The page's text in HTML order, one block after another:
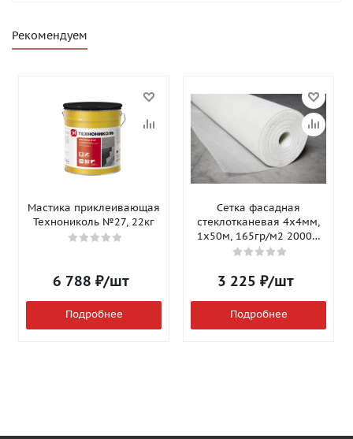
Рекомендуем
Мастика приклеивающая
Технониколь №27, 22кг
6 788 ₽/шт
Подробнее
Сетка фасадная
стеклотканевая 4х4мм,
1х50м, 165гр/м2 2000Н
Isomax-165
3 225 ₽/шт
Подробнее